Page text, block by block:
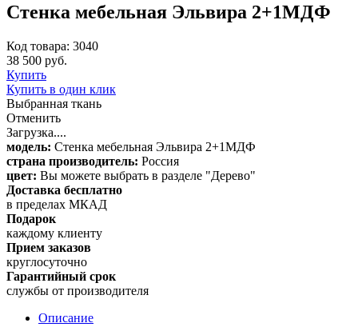
Стенка мебельная Эльвира 2+1МДФ
Код товара: 3040
38 500 руб.
Купить
Купить в один клик
Выбранная ткань
Отменить
Загрузка....
модель: Стенка мебельная Эльвира 2+1МДФ
страна производитель: Россия
цвет: Вы можете выбрать в разделе "Дерево"
Доставка бесплатно
в пределах МКАД
Подарок
каждому клиенту
Прием заказов
круглосуточно
Гарантийный срок
службы от производителя
Описание